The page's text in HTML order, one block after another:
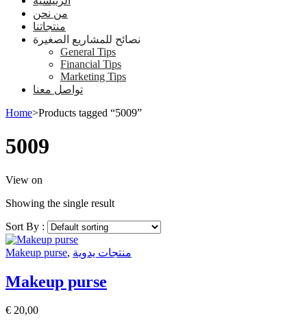
من نحن
منتجاتنا
نصائح للمشاريع الصغيرة
General Tips
Financial Tips
Marketing Tips
تواصل معنا
Home>Products tagged “5009”
5009
View on
Showing the single result
Sort By :
Makeup purse, منتجات يدوية
Makeup purse
€ 20,00